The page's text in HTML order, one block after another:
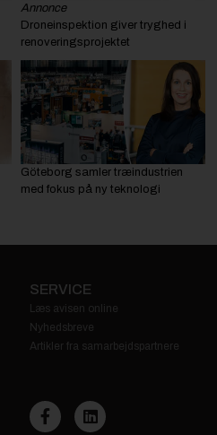
Annonce
Droneinspektion giver tryghed i
renoveringsprojektet
Göteborg samler træindustrien
med fokus på ny teknologi
SERVICE
Læs avisen online
Nyhedsbreve
Artikler fra samarbejdspartnere